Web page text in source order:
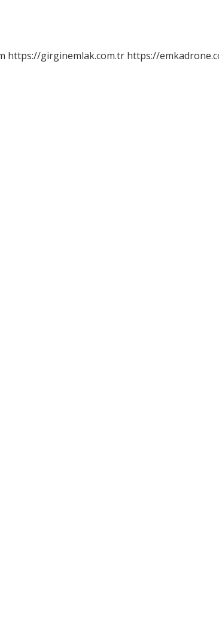
https://girginemlak.com.tr https://